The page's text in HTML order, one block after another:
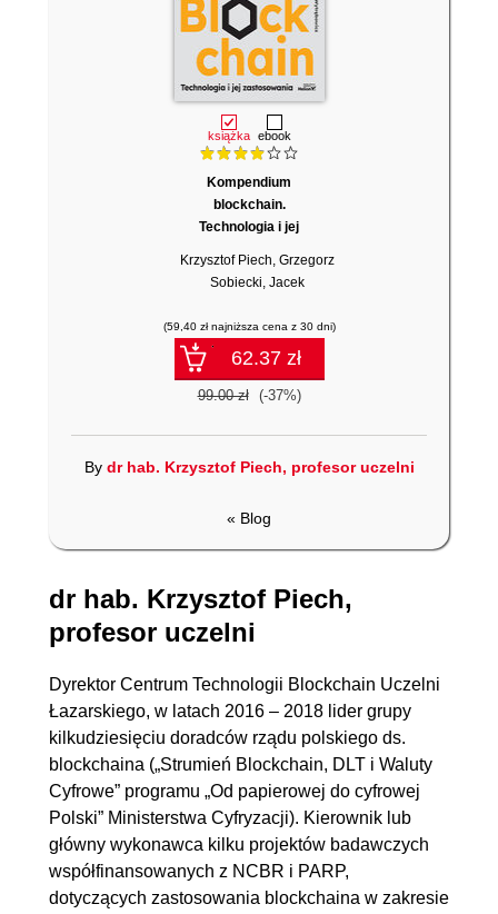
książka ebook
Kompendium
blockchain.
Technologia i jej
Krzysztof Piech, Grzegorz
Sobiecki, Jacek
(59,40 zł najniższa cena z 30 dni)
62.37 zł
99.00 zł (-37%)
« Blog
By dr hab. Krzysztof Piech, profesor uczelni
dr hab. Krzysztof Piech,
profesor uczelni
Dyrektor Centrum Technologii Blockchain Uczelni
Łazarskiego, w latach 2016 – 2018 lider grupy
kilkudziesięciu doradców rządu polskiego ds.
blockchaina („Strumień Blockchain, DLT i Waluty
Cyfrowe” programu „Od papierowej do cyfrowej
Polski” Ministerstwa Cyfryzacji). Kierownik lub
główny wykonawca kilku projektów badawczych
współfinansowanych z NCBR i PARP,
dotyczących zastosowania blockchaina w zakresie